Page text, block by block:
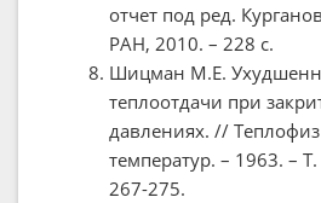
отчет под ред.
РАН, 2010. – 228 c.
Шицман М.Е.
теплоотдачи при
давлениях. //
температур. – 1963. –
267-275.